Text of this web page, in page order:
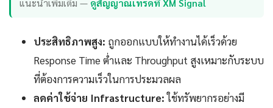
แนะนำเพิ่มเติม — ดูสัญญาณเทรดที่ XM Signal
ประสิทธิภาพสูง: ถูกออกแบบให้ทำงานได้เร็วด้วย
Response Time ต่ำและ Throughput สูงเหมาะกับระบบ
ที่ต้องการความเร็วในการประมวลผล
ลดค่าใช้จ่าย Infrastructure:ใช้ทรัพยากรอย่างมี